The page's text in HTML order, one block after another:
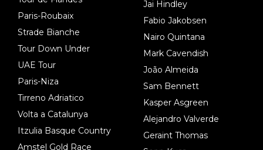
Paris-Roubaix
Strade Bianche
Tour Down Under
UAE Tour
Paris-Niza
Tirreno Adriatico
Volta a Catalunya
Itzulia Basque Country
Amstel Gold Race
Jai Hindley
Fabio Jakobsen
Nairo Quintana
Mark Cavendish
João Almeida
Sam Bennett
Kasper Asgreen
Alejandro Valverde
Geraint Thomas